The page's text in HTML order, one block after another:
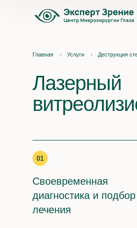
Врачи
Главная Услуги Деструкция
Лазерный
01
Своевременная
диагностика и подбор
лечения